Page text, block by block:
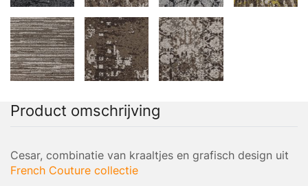
Product omschrijving
Cesar, combinatie van kraaltjes en grafisch design uit
French Couture collectie